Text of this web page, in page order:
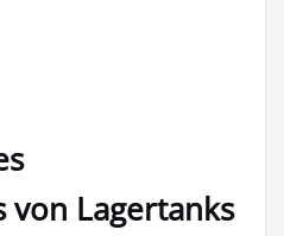
von Lagertanks